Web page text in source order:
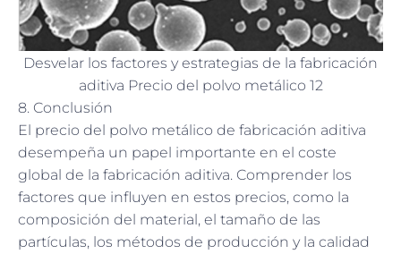
Desvelar los factores y estrategias de la fabricación
aditiva Precio del polvo metálico 12
8. Conclusión
El precio del polvo metálico de fabricación aditiva
desempeña un papel importante en el coste
global de la fabricación aditiva. Comprender los
factores que influyen en estos precios, como la
composición del material, el tamaño de las
partículas, los métodos de producción y la calidad